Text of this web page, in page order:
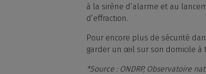
à la sirène d’alarme et au
d’effraction.
Pour encore plus de sécurité
garder un œil sur son domicile à
*Source : ONDRP, Observatoire